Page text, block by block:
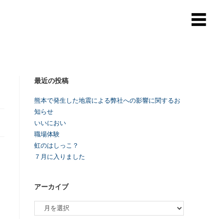
最近の投稿
熊本で発生した地震による弊社への影響に関するお
知らせ
いいにおい
職場体験
虹のはしっこ？
７月に入りました
アーカイブ